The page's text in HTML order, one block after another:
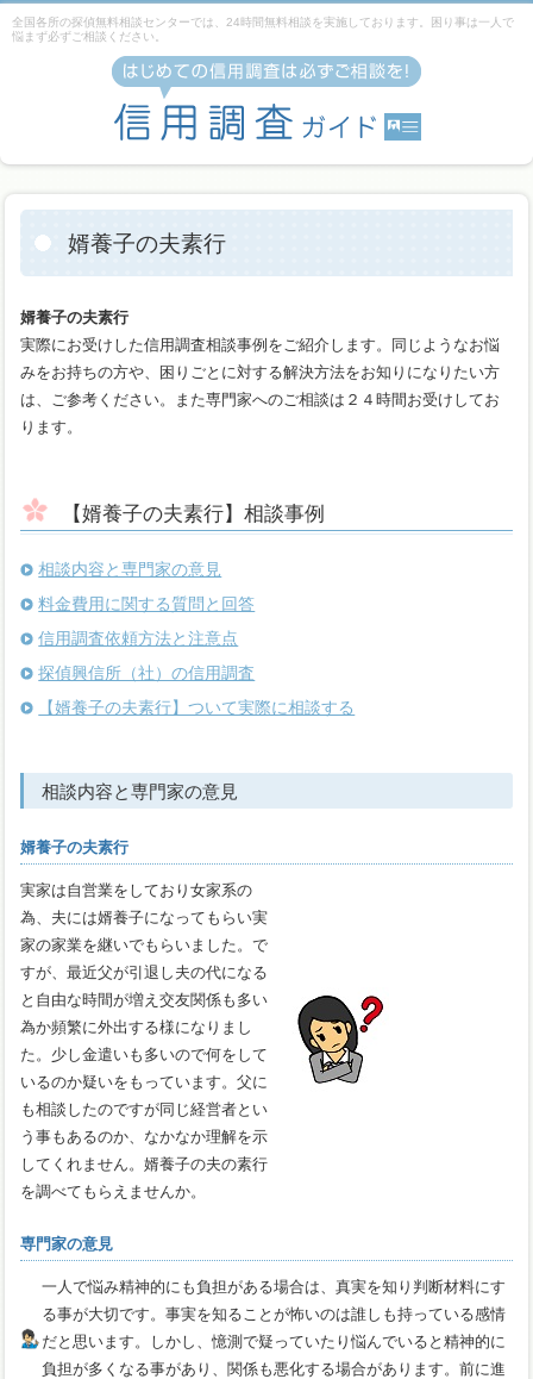
婿養子の夫素行
婿養子の夫素行
実際にお受けした信用調査相談事例をご紹介します。同じようなお悩
みをお持ちの方や、困りごとに対する解決方法をお知りになりたい方
は、ご参考ください。また専門家へのご相談は２４時間お受けしてお
ります。
【婿養子の夫素行】相談事例
相談内容と専門家の意見
料金費用に関する質問と回答
信用調査依頼方法と注意点
探偵興信所（社）の信用調査
【婿養子の夫素行】ついて実際に相談する
相談内容と専門家の意見
婿養子の夫素行
実家は自営業をしており女家系の
為、夫には婿養子になってもらい実
家の家業を継いでもらいました。で
すが、最近父が引退し夫の代になる
と自由な時間が増え交友関係も多い
為か頻繁に外出する様になりまし
た。少し金遣いも多いので何をして
いるのか疑いをもっています。父に
も相談したのですが同じ経営者とい
う事もあるのか、なかなか理解を示
してくれません。婿養子の夫の素行
を調べてもらえませんか。
専門家の意見
一人で悩み精神的にも負担がある場合は、真実を知り判断材料にす
る事が大切です。事実を知ることが怖いのは誰しも持っている感情
だと思います。しかし、憶測で疑っていたり悩んでいると精神的に
負担が多くなる事があり、関係も悪化する場合があります。前に進
全国各所の探偵無料相談センターでは、24時間無料相談を実施しております。困り事は一人で
悩まず必ずご相談ください。